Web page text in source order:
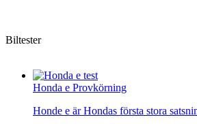
Biltester
Honda e Provkörning
Honde e är Hondas första stora